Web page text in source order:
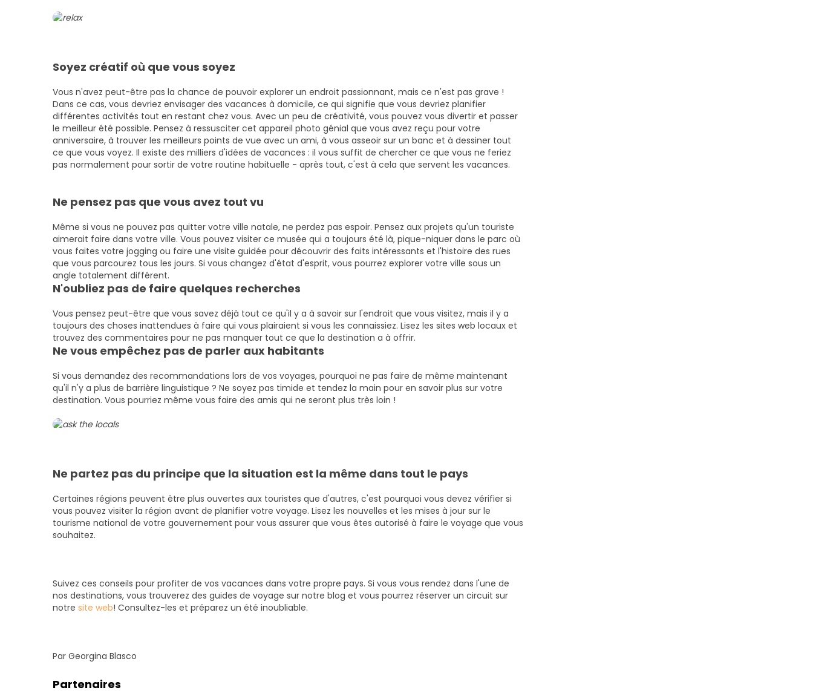
Soyez créatif où que vous soyez
Vous n'avez peut-être pas la chance de pouvoir explorer un endroit passionnant, mais ce n'est pas grave !
Dans ce cas, vous devriez envisager des vacances à domicile, ce qui signifie que vous devriez planifier
différentes activités tout en restant chez vous. Avec un peu de créativité, vous pouvez vous divertir et passer
le meilleur été possible. Pensez à ressusciter cet appareil photo génial que vous avez reçu pour votre
anniversaire, à trouver les meilleurs points de vue avec un ami, à vous asseoir sur un banc et à dessiner tout
ce que vous voyez. Il existe des milliers d'idées de vacances : il vous suffit de chercher ce que vous ne feriez
pas normalement pour sortir de votre routine habituelle - après tout, c'est à cela que servent les vacances.
Ne pensez pas que vous avez tout vu
Même si vous ne pouvez pas quitter votre ville natale, ne perdez pas espoir. Pensez aux projets qu'un touriste
aimerait faire dans votre ville. Vous pouvez visiter ce musée qui a toujours été là, pique-niquer dans le parc où
vous faites votre jogging ou faire une visite guidée pour découvrir des faits intéressants et l'histoire des rues
que vous parcourez tous les jours. Si vous changez d'état d'esprit, vous pourrez explorer votre ville sous un
angle totalement différent.
N'oubliez pas de faire quelques recherches
Vous pensez peut-être que vous savez déjà tout ce qu'il y a à savoir sur l'endroit que vous visitez, mais il y a
toujours des choses inattendues à faire qui vous plairaient si vous les connaissiez. Lisez les sites web locaux et
trouvez des commentaires pour ne pas manquer tout ce que la destination a à offrir.
Ne vous empêchez pas de parler aux habitants
Si vous demandez des recommandations lors de vos voyages, pourquoi ne pas faire de même maintenant
qu'il n'y a plus de barrière linguistique ? Ne soyez pas timide et tendez la main pour en savoir plus sur votre
destination. Vous pourriez même vous faire des amis qui ne seront plus très loin !
Ne partez pas du principe que la situation est la même dans tout le pays
Certaines régions peuvent être plus ouvertes aux touristes que d'autres, c'est pourquoi vous devez vérifier si
vous pouvez visiter la région avant de planifier votre voyage. Lisez les nouvelles et les mises à jour sur le
tourisme national de votre gouvernement pour vous assurer que vous êtes autorisé à faire le voyage que vous
souhaitez.
Suivez ces conseils pour profiter de vos vacances dans votre propre pays. Si vous vous rendez dans l'une de
nos destinations, vous trouverez des guides de voyage sur notre blog et vous pourrez réserver un circuit sur
notre site web! Consultez-les et préparez un été inoubliable.
Par Georgina Blasco
Partenaires